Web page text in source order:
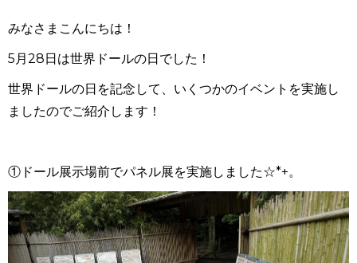
みなさまこんにちは！
5月28日は世界ドールの日でした！
世界ドールの日を記念して、いくつかのイベントを実施し
ましたのでご紹介します！
①ドール展示場前でパネル展を実施しました☆*+。